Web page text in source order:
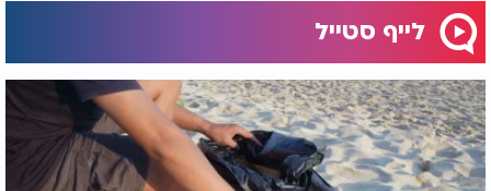
לייף סטייל